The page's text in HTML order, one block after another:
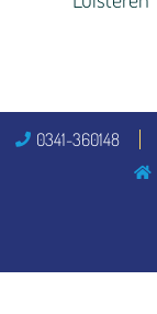
0341-360148